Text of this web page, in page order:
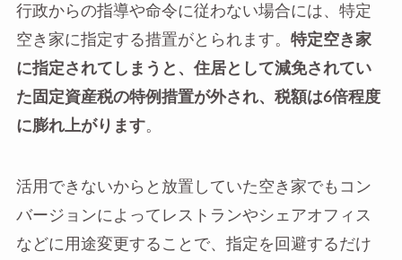
行政からの指導や命令に従わない場合には、特定
空き家に指定する措置がとられます。 特定空き家
に指定されてしまうと、住居として減免されてい
た固定資産税の特例措置が外され、税額は6倍程度
に膨れ上がります。
活用できないからと放置していた空き家でもコン
バージョンによってレストランやシェアオフィス
などに用途変更することで、指定を回避するだけ